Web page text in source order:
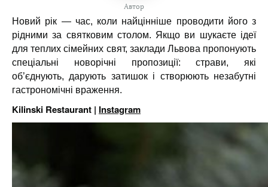
Автор
Новий рік — час, коли найцінніше проводити його з
рідними за святковим столом. Якщо ви шукаєте ідеї
для теплих сімейних свят, заклади Львова пропонують
спеціальні новорічні пропозиції: страви, які
об’єднують, дарують затишок і створюють незабутні
гастрономічні враження.
Kilinski Restaurant | Instagram